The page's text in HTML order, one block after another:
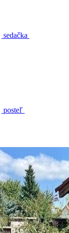
sedačka
posteľ